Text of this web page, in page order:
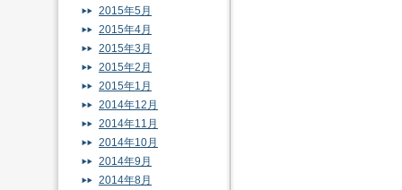
2015年5月
2015年4月
2015年3月
2015年2月
2015年1月
2014年12月
2014年11月
2014年10月
2014年9月
2014年8月